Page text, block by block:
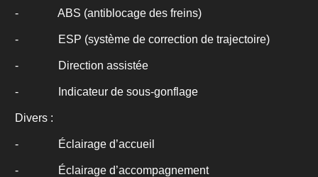
- ABS (antiblocage des freins)
- ESP (système de correction de trajectoire)
- Direction assistée
- Indicateur de sous-gonflage
Divers :
- Éclairage d’accueil
- Éclairage d’accompagnement